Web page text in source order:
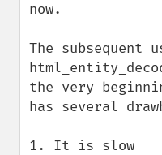
now.
The subsequent
the very
has several
1. It is slow